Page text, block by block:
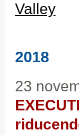
Valley
2018
23